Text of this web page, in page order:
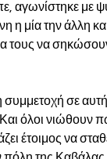
αγωνίστηκε με
η μία την άλλη
τους να
συμμετοχή σε
όλοι νιώθουν
έτοιμος να